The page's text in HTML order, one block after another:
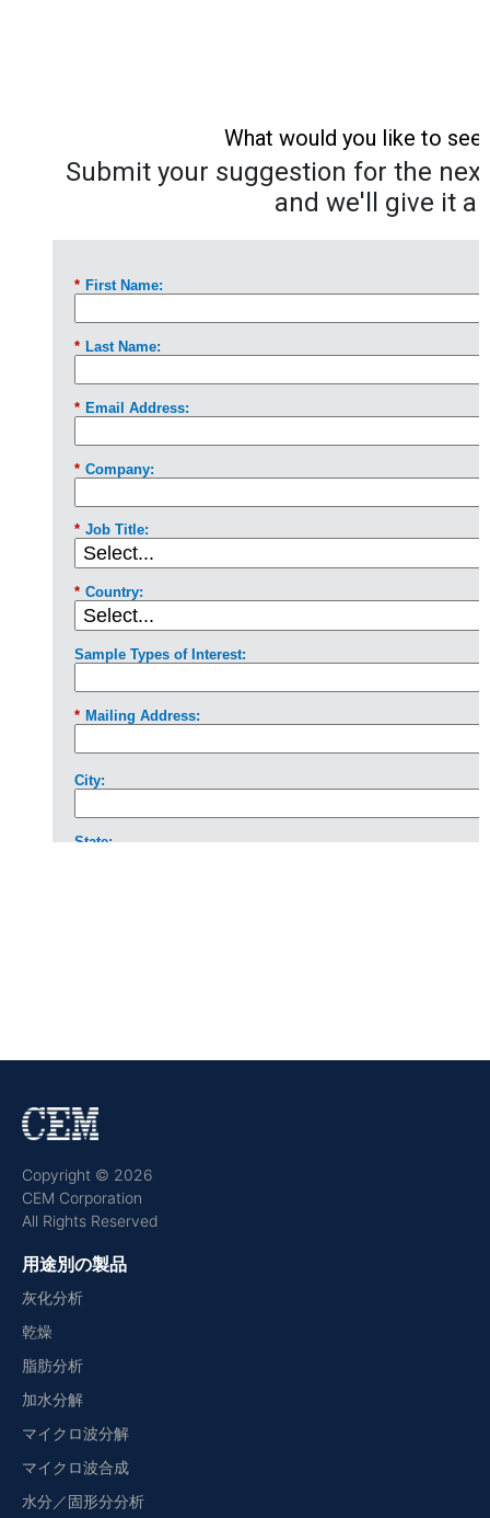
What would you like to
Submit your suggestion for the
and we'll give it a
Copyright © 2026
CEM Corporation
All Rights Reserved
用途別の製品
灰化分析
乾燥
脂肪分析
加水分解
マイクロ波分解
マイクロ波合成
水分／固形分分析